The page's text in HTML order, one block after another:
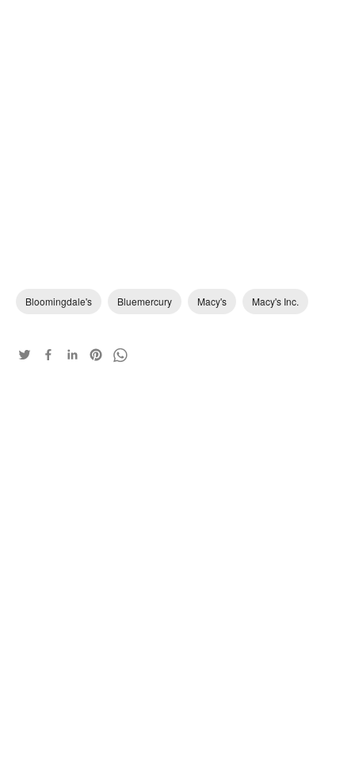
Bloomingdale's Bluemercury Macy's Macy's Inc.